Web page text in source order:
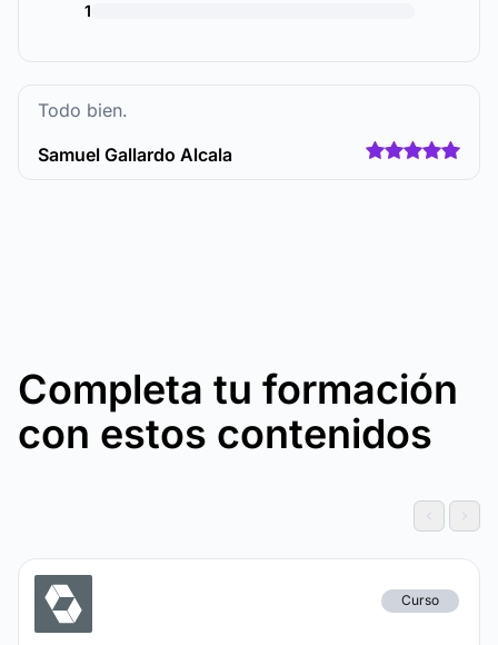
1
Todo bien.
Samuel Gallardo Alcala
Completa tu formación
con estos contenidos
Curso